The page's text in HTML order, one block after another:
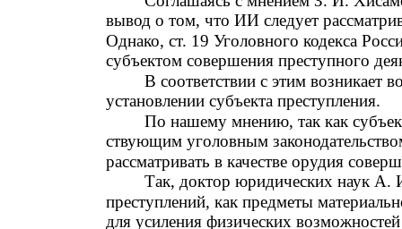
вывод о том, что ИИ следует
Однако, ст. 19 Уголовного кодекса
субъектом совершения преступного
В соответствии с этим возникает
установлении субъекта преступления.
По нашему мнению, так как
ствующим уголовным
рассматривать в качестве орудия
Так, доктор юридических наук А.
преступлений, как предметы
для усиления физических